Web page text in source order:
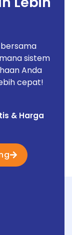
Leave
sistem
Anda
cepat!
& Harga